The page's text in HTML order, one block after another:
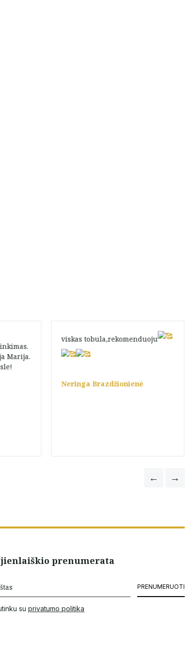
Marija.
viskas tobula,rekomenduoju
Neringa Brazdžionienė
prenumerata
PRENUMERUOTI
su privatumo politika